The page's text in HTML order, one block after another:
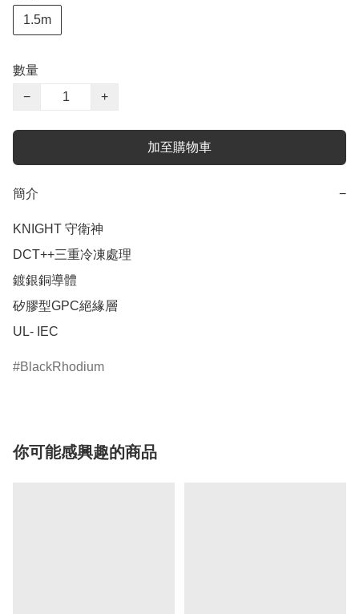
1.5m
數量
−
+
加至購物車
簡介 −
KNIGHT 守衛神
DCT++三重冷凍處理
鍍銀銅導體
矽膠型GPC絕緣層
UL- IEC
BlackRhodium
你可能感興趣的商品